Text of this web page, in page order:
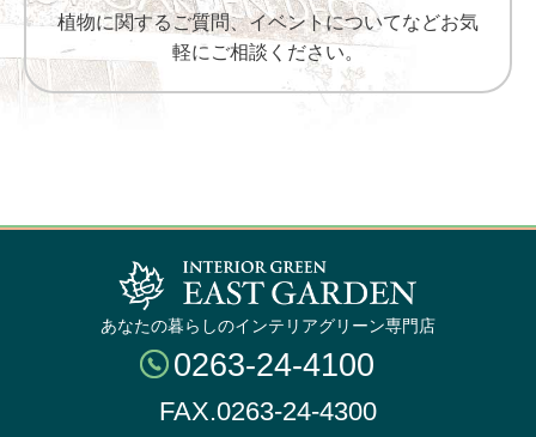
植物に関するご質問、イベントについてなどお気
軽にご相談ください。
あなたの暮らしのインテリアグリーン専門店
0263-24-4100
FAX.0263-24-4300